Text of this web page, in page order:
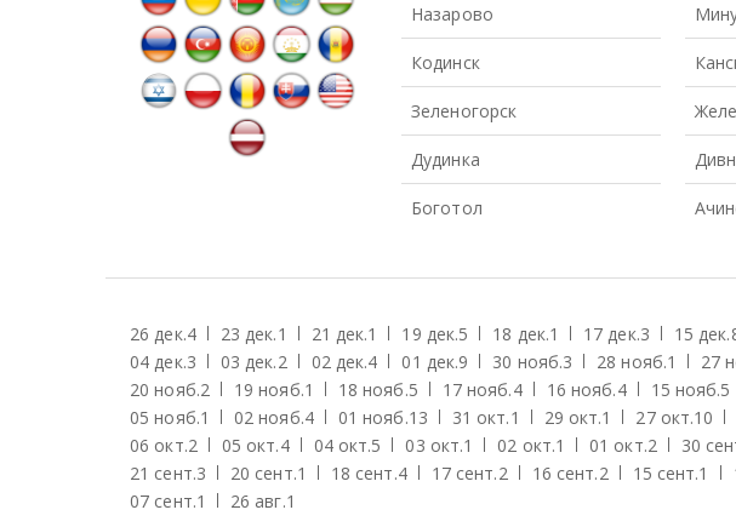
Назарово
Кодинск
Зеленогорск
Дудинка
Боготол
26 дек.4 23 дек.1 21 дек.1 19 дек.5 18 дек.1 17 дек.3 15 дек.
04 дек.3 03 дек.2 02 дек.4 01 дек.9 30 нояб.3 28 нояб.1 27
20 нояб.2 19 нояб.1 18 нояб.5 17 нояб.4 16 нояб.4 15 нояб.5
05 нояб.1 02 нояб.4 01 нояб.13 31 окт.1 29 окт.1 27 окт.10
06 окт.2 05 окт.4 04 окт.5 03 окт.1 02 окт.1 01 окт.2 30
21 сент.3 20 сент.1 18 сент.4 17 сент.2 16 сент.2 15 сент.1
07 сент.1 26 авг.1